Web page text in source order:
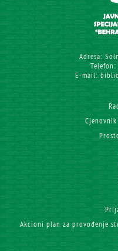
Adresa:
E-mail:
Akcioni plan za provođenje